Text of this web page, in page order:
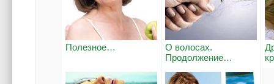
Полезное…
О волосах.
Продолжение…